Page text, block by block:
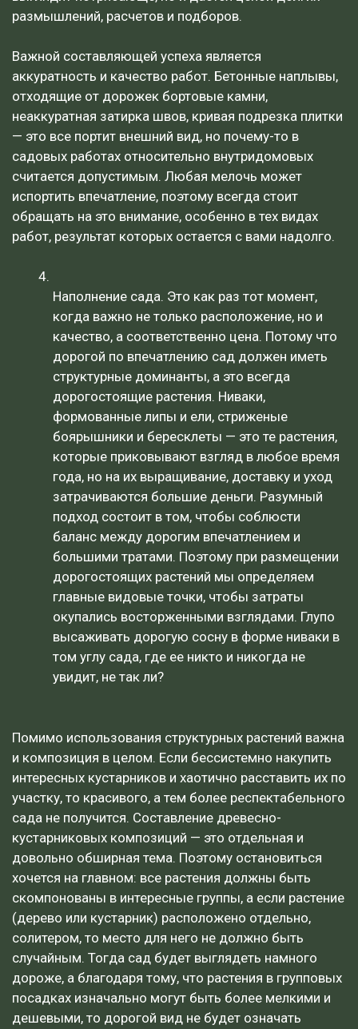
размышлений, расчетов и подборов.
Важной составляющей успеха является
аккуратность и качество работ. Бетонные наплывы,
отходящие от дорожек бортовые камни,
неаккуратная затирка швов, кривая подрезка плитки
— это все портит внешний вид, но почему-то в
садовых работах относительно внутридомовых
считается допустимым. Любая мелочь может
испортить впечатление, поэтому всегда стоит
обращать на это внимание, особенно в тех видах
работ, результат которых остается с вами надолго.
Наполнение сада. Это как раз тот момент,
когда важно не только расположение, но и
качество, а соответственно цена. Потому что
дорогой по впечатлению сад должен иметь
структурные доминанты, а это всегда
дорогостоящие растения. Ниваки,
формованные липы и ели, стриженые
боярышники и бересклеты — это те растения,
которые приковывают взгляд в любое время
года, но на их выращивание, доставку и уход
затрачиваются большие деньги. Разумный
подход состоит в том, чтобы соблюсти
баланс между дорогим впечатлением и
большими тратами. Поэтому при размещении
дорогостоящих растений мы определяем
главные видовые точки, чтобы затраты
окупались восторженными взглядами. Глупо
высаживать дорогую сосну в форме ниваки в
том углу сада, где ее никто и никогда не
увидит, не так ли?
Помимо использования структурных растений важна
и композиция в целом. Если бессистемно накупить
интересных кустарников и хаотично расставить их по
участку, то красивого, а тем более респектабельного
сада не получится. Составление древесно-
кустарниковых композиций — это отдельная и
довольно обширная тема. Поэтому остановиться
хочется на главном: все растения должны быть
скомпонованы в интересные группы, а если растение
(дерево или кустарник) расположено отдельно,
солитером, то место для него не должно быть
случайным. Тогда сад будет выглядеть намного
дороже, а благодаря тому, что растения в групповых
посадках изначально могут быть более мелкими и
дешевыми, то дорогой вид не будет означать